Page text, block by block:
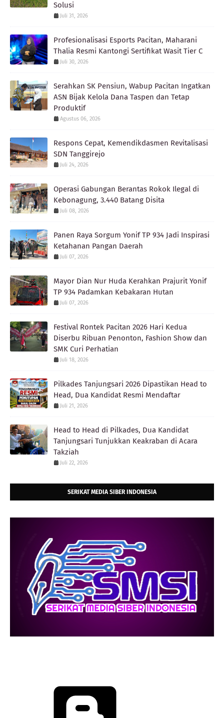
Solusi
Juli 31, 2026
Profesionalisasi Esports Pacitan, Maharani
Thalia Resmi Kantongi Sertifikat Wasit Tier C
Juli 30, 2026
Serahkan SK Pensiun, Wabup Pacitan Ingatkan
ASN Bijak Kelola Dana Taspen dan Tetap
Produktif
Agustus 06, 2026
Respons Cepat, Kemendikdasmen Revitalisasi
SDN Tanggirejo
Juli 24, 2026
Operasi Gabungan Berantas Rokok Ilegal di
Kebonagung, 3.440 Batang Disita
Juli 08, 2026
Panen Raya Sorgum Yonif TP 934 Jadi Inspirasi
Ketahanan Pangan Daerah
Juli 07, 2026
Mayor Dian Nur Huda Kerahkan Prajurit Yonif
TP 934 Padamkan Kebakaran Hutan
Juli 07, 2026
Festival Rontek Pacitan 2026 Hari Kedua
Diserbu Ribuan Penonton, Fashion Show dan
SMK Curi Perhatian
Juli 18, 2026
Pilkades Tanjungsari 2026 Dipastikan Head to
Head, Dua Kandidat Resmi Mendaftar
Juli 21, 2026
Head to Head di Pilkades, Dua Kandidat
Tanjungsari Tunjukkan Keakraban di Acara
Takziah
Juli 22, 2026
SERIKAT MEDIA SIBER INDONESIA